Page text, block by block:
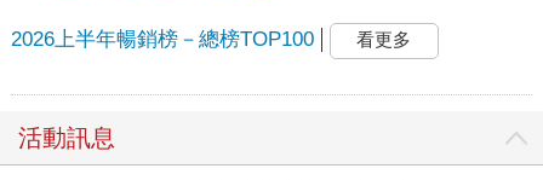
2026上半年暢銷榜－總榜TOP100 看更多
活動訊息